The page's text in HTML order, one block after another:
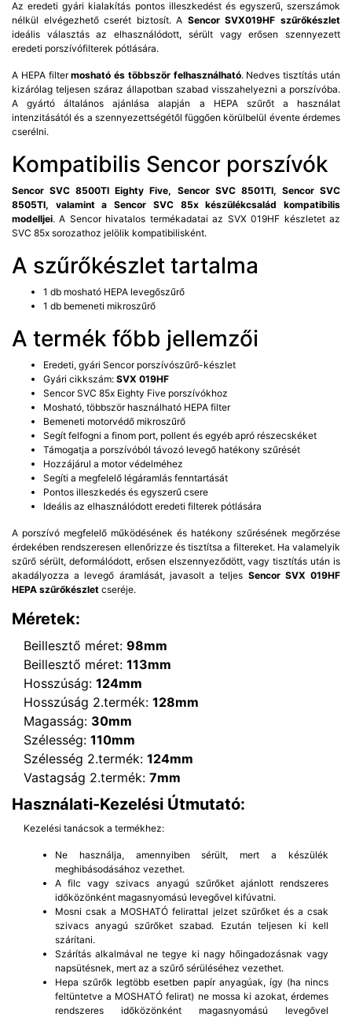
Az eredeti gyári kialakítás pontos illeszkedést és egyszerű, szerszámok
nélkül elvégezhető cserét biztosít. A Sencor SVX019HF szűrőkészlet
ideális választás az elhasználódott, sérült vagy erősen szennyezett
eredeti porszívófilterek pótlására.
A HEPA filtermosható és többször felhasználható. Nedves tisztítás után
kizárólag teljesen száraz állapotban szabad visszahelyezni a porszívóba.
A gyártó általános ajánlása alapján a HEPA szűrőt a használat
intenzitásától és a szennyezettségétől függően körülbelül évente érdemes
cserélni.
Kompatibilis Sencor porszívók
Sencor SVC 8500TI Eighty Five, Sencor SVC 8501TI, Sencor SVC
8505TI, valamint a Sencor SVC 85x készülékcsalád kompatibilis
modelljei. A Sencor hivatalos termékadatai az SVX 019HF készletet az
SVC 85x sorozathoz jelölik kompatibilisként.
A szűrőkészlet tartalma
1 db mosható HEPA levegőszűrő
1 db bemeneti mikroszűrő
A termék főbb jellemzői
Eredeti, gyári Sencor porszívószűrő-készlet
Gyári cikkszám: SVX 019HF
Sencor SVC 85x Eighty Five porszívókhoz
Mosható, többször használható HEPA filter
Bemeneti motorvédő mikroszűrő
Segít felfogni a finom port, pollent és egyéb apró részecskéket
Támogatja a porszívóból távozó levegő hatékony szűrését
Hozzájárul a motor védelméhez
Segíti a megfelelő légáramlás fenntartását
Pontos illeszkedés és egyszerű csere
Ideális az elhasználódott eredeti filterek pótlására
A porszívó megfelelő működésének és hatékony szűrésének megőrzése
érdekében rendszeresen ellenőrizze és tisztítsa a filtereket. Ha valamelyik
szűrő sérült, deformálódott, erősen elszennyeződött, vagy tisztítás után is
akadályozza a levegő áramlását, javasolt a teljes Sencor SVX 019HF
HEPA szűrőkészlet cseréje.
Méretek:
Beillesztő méret: 98mm
Beillesztő méret: 113mm
Hosszúság: 124mm
Hosszúság 2.termék: 128mm
Magasság: 30mm
Szélesség: 110mm
Szélesség 2.termék: 124mm
Vastagság 2.termék: 7mm
Használati-Kezelési Útmutató:
Kezelési tanácsok a termékhez:
Ne használja, amennyiben sérült, mert a készülék
meghibásodásához vezethet.
A filc vagy szivacs anyagú szűrőket ajánlott rendszeres
időközönként magasnyomású levegővel kifúvatni.
Mosni csak a MOSHATÓ felirattal jelzet szűrőket és a csak
szivacs anyagú szűrőket szabad. Ezután teljesen ki kell
szárítani.
Szárítás alkalmával ne tegye ki nagy hőingadozásnak vagy
napsütésnek, mert az a szűrő sérüléséhez vezethet.
Hepa szűrők legtöbb esetben papír anyagúak, így (ha nincs
feltüntetve a MOSHATÓ felirat) ne mossa ki azokat, érdemes
rendszeres időközönként magasnyomású levegővel